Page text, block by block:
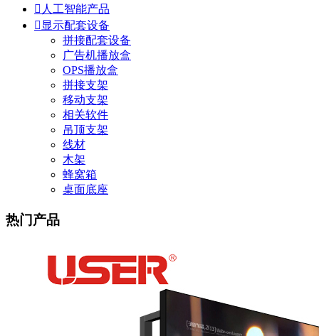
 人工智能产品
 显示配套设备
拼接配套设备
广告机播放盒
OPS播放盒
拼接支架
移动支架
相关软件
吊顶支架
线材
木架
蜂窝箱
桌面底座
热门产品